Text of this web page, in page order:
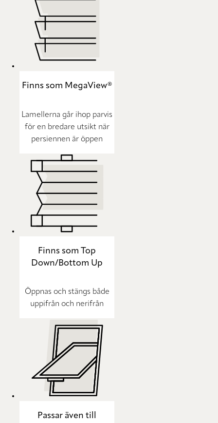
Finns som MegaView®
Lamellerna går ihop parvis
för en bredare utsikt när
persiennen är öppen
Finns som Top
Down/Bottom Up
Öppnas och stängs både
uppifrån och nerifrån
Passar även till